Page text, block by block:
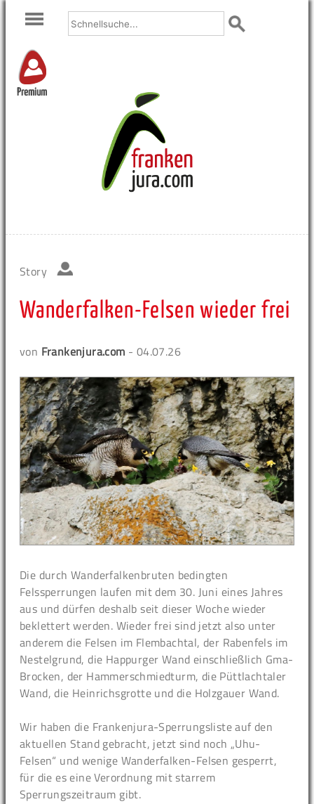
Premium
Story
Wanderfalken-Felsen wieder frei
von Frankenjura.com - 04.07.26
Die durch Wanderfalkenbruten bedingten
Felssperrungen laufen mit dem 30. Juni eines Jahres
aus und dürfen deshalb seit dieser Woche wieder
beklettert werden. Wieder frei sind jetzt also unter
anderem die Felsen im Flembachtal, der Rabenfels im
Nestelgrund, die Happurger Wand einschließlich Gma-
Brocken, der Hammerschmiedturm, die Püttlachtaler
Wand, die Heinrichsgrotte und die Holzgauer Wand.
Wir haben die Frankenjura-Sperrungsliste auf den
aktuellen Stand gebracht, jetzt sind noch „Uhu-
Felsen“ und wenige Wanderfalken-Felsen gesperrt,
für die es eine Verordnung mit starrem
Sperrungszeitraum gibt.